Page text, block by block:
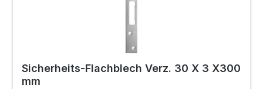
Sicherheits-Flachblech Verz. 30 X 3 X300
mm